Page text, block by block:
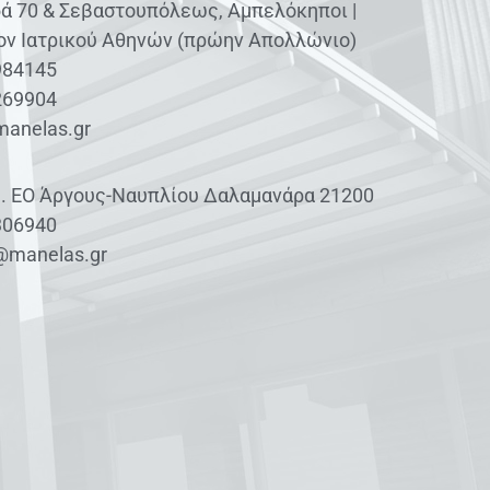
70 & Σεβαστουπόλεως, Αμπελόκηποι |
Ιατρικού Αθηνών (πρώην Απολλώνιο)
ΕΟ Άργους-Ναυπλίου Δαλαμανάρα 21200